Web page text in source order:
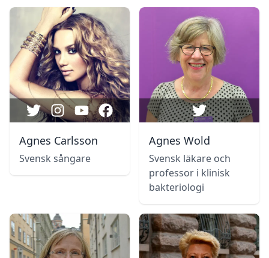
Agnes Carlsson
Svensk sångare
Agnes Wold
Svensk läkare och
professor i klinisk
bakteriologi